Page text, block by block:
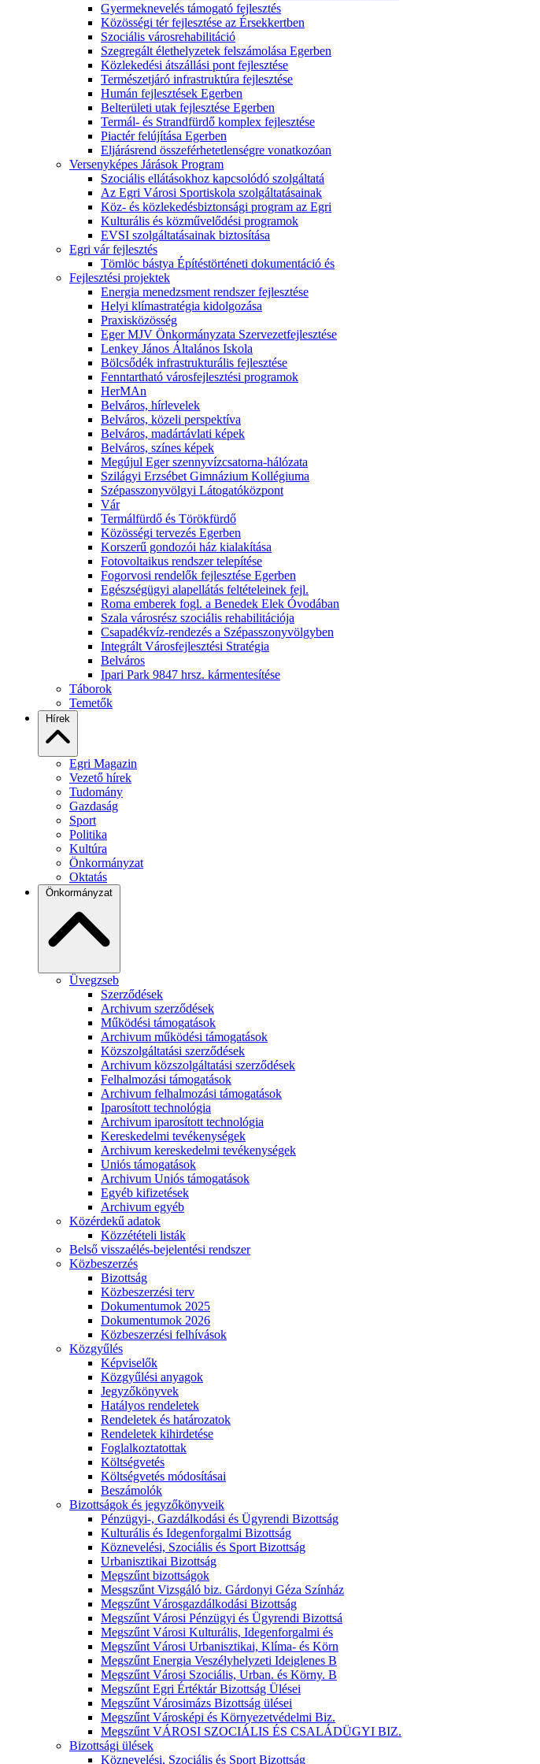
Gyermeknevelés támogató fejlesztés
Közösségi tér fejlesztése az Érsekkertben
Szociális városrehabilitáció
Szegregált élethelyzetek felszámolása Egerben
Közlekedési átszállási pont fejlesztése
Természetjáró infrastruktúra fejlesztése
Humán fejlesztések Egerben
Belterületi utak fejlesztése Egerben
Termál- és Strandfürdő komplex fejlesztése
Piactér felújítása Egerben
Eljárásrend összeférhetetlenségre vonatkozóan
Versenyképes Járások Program
Szociális ellátásokhoz kapcsolódó szolgáltatá
Az Egri Városi Sportiskola szolgáltatásainak
Köz- és közlekedésbiztonsági program az Egri
Kulturális és közművelődési programok
EVSI szolgáltatásainak biztosítása
Egri vár fejlesztés
Tömlöc bástya Építéstörténeti dokumentáció és
Fejlesztési projektek
Energia menedzsment rendszer fejlesztése
Helyi klímastratégia kidolgozása
Praxisközösség
Eger MJV Önkormányzata Szervezetfejlesztése
Lenkey János Általános Iskola
Bölcsődék infrastrukturális fejlesztése
Fenntartható városfejlesztési programok
HerMAn
Belváros, hírlevelek
Belváros, közeli perspektíva
Belváros, madártávlati képek
Belváros, színes képek
Megújul Eger szennyvízcsatorna-hálózata
Szilágyi Erzsébet Gimnázium Kollégiuma
Szépasszonyvölgyi Látogatóközpont
Vár
Termálfürdő és Törökfürdő
Közösségi tervezés Egerben
Korszerű gondozói ház kialakítása
Fotovoltaikus rendszer telepítése
Fogorvosi rendelők fejlesztése Egerben
Egészségügyi alapellátás feltételeinek fejl.
Roma emberek fogl. a Benedek Elek Óvodában
Szala városrész szociális rehabilitációja
Csapadékvíz-rendezés a Szépasszonyvölgyben
Integrált Városfejlesztési Stratégia
Belváros
Ipari Park 9847 hrsz. kármentesítése
Táborok
Temetők
Hírek
Egri Magazin
Vezető hírek
Tudomány
Gazdaság
Sport
Politika
Kultúra
Önkormányzat
Oktatás
Önkormányzat
Üvegzseb
Szerződések
Archivum szerződések
Működési támogatások
Archivum működési támogatások
Közszolgáltatási szerződések
Archivum közszolgáltatási szerződések
Felhalmozási támogatások
Archivum felhalmozási támogatások
Iparosított technológia
Archivum iparosított technológia
Kereskedelmi tevékenységek
Archivum kereskedelmi tevékenységek
Uniós támogatások
Archivum Uniós támogatások
Egyéb kifizetések
Archivum egyéb
Közérdekű adatok
Közzétételi listák
Belső visszaélés-bejelentési rendszer
Közbeszerzés
Bizottság
Közbeszerzési terv
Dokumentumok 2025
Dokumentumok 2026
Közbeszerzési felhívások
Közgyűlés
Képviselők
Közgyűlési anyagok
Jegyzőkönyvek
Hatályos rendeletek
Rendeletek és határozatok
Rendeletek kihirdetése
Foglalkoztatottak
Költségvetés
Költségvetés módosításai
Beszámolók
Bizottságok és jegyzőkönyveik
Pénzügyi-, Gazdálkodási és Ügyrendi Bizottság
Kulturális és Idegenforgalmi Bizottság
Köznevelési, Szociális és Sport Bizottság
Urbanisztikai Bizottság
Megszűnt bizottságok
Mesgszűnt Vizsgáló biz. Gárdonyi Géza Színház
Megszűnt Városgazdálkodási Bizottság
Megszűnt Városi Pénzügyi és Ügyrendi Bizottsá
Megszűnt Városi Kulturális, Idegenforgalmi és
Megszűnt Városi Urbanisztikai, Klíma- és Körn
Megszűnt Energia Veszélyhelyzeti Ideiglenes B
Megszűnt Városi Szociális, Urban. és Körny. B
Megszűnt Egri Értéktár Bizottság Ülései
Megszűnt Városimázs Bizottság ülései
Megszűnt Városképi és Környezetvédelmi Biz.
Megszűnt VÁROSI SZOCIÁLIS ÉS CSALÁDÜGYI BIZ.
Bizottsági ülések
Köznevelési, Szociális és Sport Bizottság